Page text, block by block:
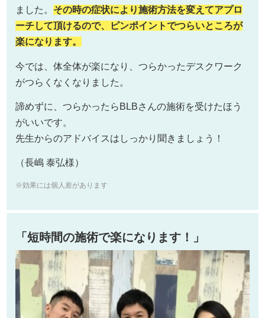
ました。 その時の症状により施術方法を変えてアプロ
ーチして頂けるので、ピンポイントでつらいところが
楽になります。
今では、体全体が楽になり、つらかったデスクワーク
がつらくなくなりました。
諦めずに、つらかったらBLBさんの施術を受けたほう
がいいです。
先生からのアドバイスはしっかり聞きましょう！
（長嶋 泰弘様）
※効果には個人差があります
「短時間の施術で楽になります！」